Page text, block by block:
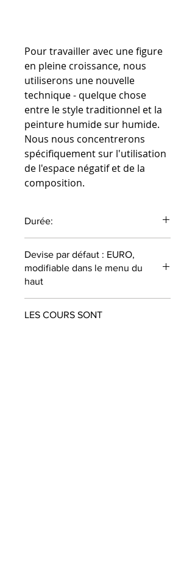
Pour travailler avec une figure
en pleine croissance, nous
utiliserons une nouvelle
technique - quelque chose
entre le style traditionnel et la
peinture humide sur humide.
Nous nous concentrerons
spécifiquement sur l'utilisation
de l'espace négatif et de la
composition.
Durée:
Devise par défaut : EURO,
modifiable dans le menu du
haut
LES COURS SONT